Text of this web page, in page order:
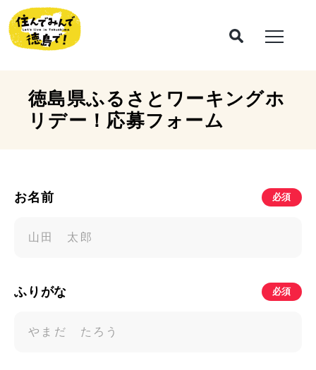
徳島県ふるさとワーキングホ
リデー！ 応募フォーム
お名前 必須
ふりがな 必須